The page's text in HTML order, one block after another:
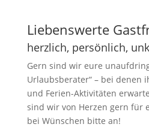
Liebenswerte
herzlich, persönlich,
Gern sind wir eure
Urlaubsberater“ – bei denen
und Ferien-Aktivitäten
sind wir von Herzen gern für
bei Wünschen bitte an!